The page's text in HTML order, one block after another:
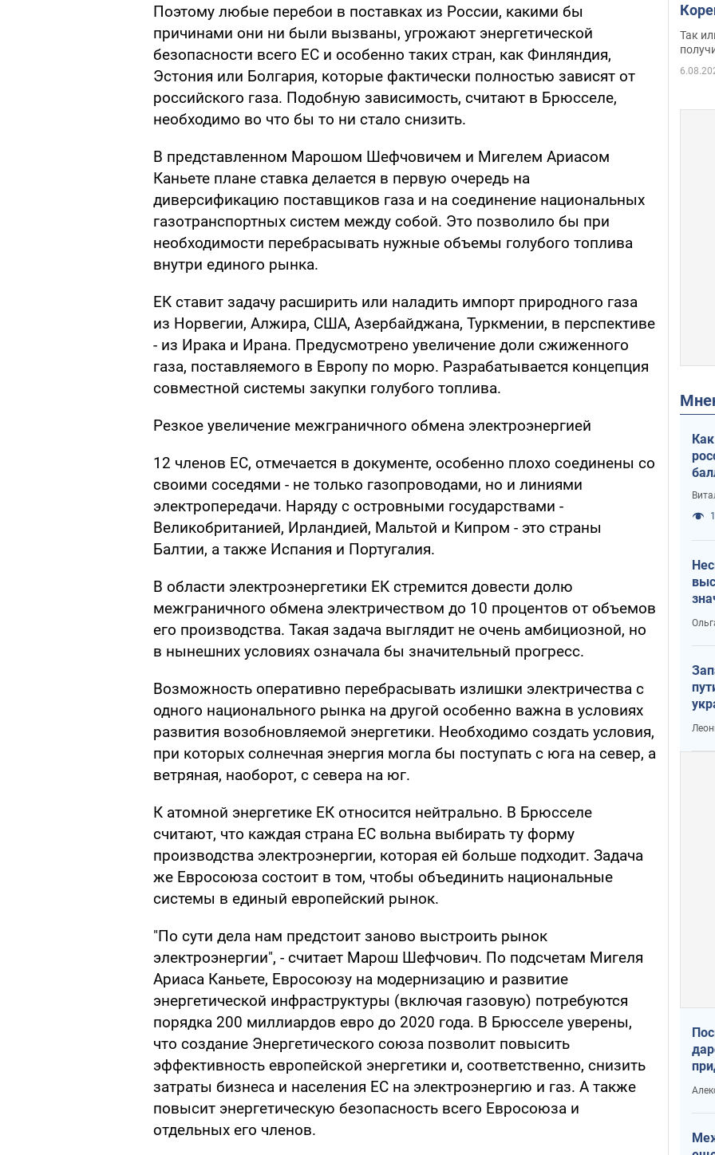
Поэтому любые перебои в поставках из России, какими бы
причинами они ни были вызваны, угрожают энергетической
безопасности всего ЕС и особенно таких стран, как Финляндия,
Эстония или Болгария, которые фактически полностью зависят от
российского газа. Подобную зависимость, считают в Брюсселе,
необходимо во что бы то ни стало снизить.
В представленном Марошом Шефчовичем и Мигелем Ариасом
Каньете плане ставка делается в первую очередь на
диверсификацию поставщиков газа и на соединение национальных
газотранспортных систем между собой. Это позволило бы при
необходимости перебрасывать нужные объемы голубого топлива
внутри единого рынка.
ЕК ставит задачу расширить или наладить импорт природного газа
из Норвегии, Алжира, США, Азербайджана, Туркмении, в перспективе
- из Ирака и Ирана. Предусмотрено увеличение доли сжиженного
газа, поставляемого в Европу по морю. Разрабатывается концепция
совместной системы закупки голубого топлива.
Резкое увеличение межграничного обмена электроэнергией
12 членов ЕС, отмечается в документе, особенно плохо соединены со
своими соседями - не только газопроводами, но и линиями
электропередачи. Наряду с островными государствами -
Великобританией, Ирландией, Мальтой и Кипром - это страны
Балтии, а также Испания и Португалия.
В области электроэнергетики ЕК стремится довести долю
межграничного обмена электричеством до 10 процентов от объемов
его производства. Такая задача выглядит не очень амбициозной, но
в нынешних условиях означала бы значительный прогресс.
Возможность оперативно перебрасывать излишки электричества с
одного национального рынка на другой особенно важна в условиях
развития возобновляемой энергетики. Необходимо создать условия,
при которых солнечная энергия могла бы поступать с юга на север, а
ветряная, наоборот, с севера на юг.
К атомной энергетике ЕК относится нейтрально. В Брюсселе
считают, что каждая страна ЕС вольна выбирать ту форму
производства электроэнергии, которая ей больше подходит. Задача
же Евросоюза состоит в том, чтобы объединить национальные
системы в единый европейский рынок.
"По сути дела нам предстоит заново выстроить рынок
электроэнергии", - считает Марош Шефчович. По подсчетам Мигеля
Ариаса Каньете, Евросоюзу на модернизацию и развитие
энергетической инфраструктуры (включая газовую) потребуются
порядка 200 миллиардов евро до 2020 года. В Брюсселе уверены,
что создание Энергетического союза позволит повысить
эффективность европейской энергетики и, соответственно, снизить
затраты бизнеса и населения ЕС на электроэнергию и газ. А также
повысит энергетическую безопасность всего Евросоюза и
отдельных его членов.
Так